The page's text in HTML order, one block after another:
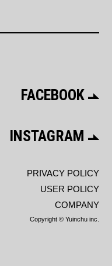
FACEBOOK
INSTAGRAM
PRIVACY POLICY
USER POLICY
COMPANY
Copyright © Yuinchu inc.